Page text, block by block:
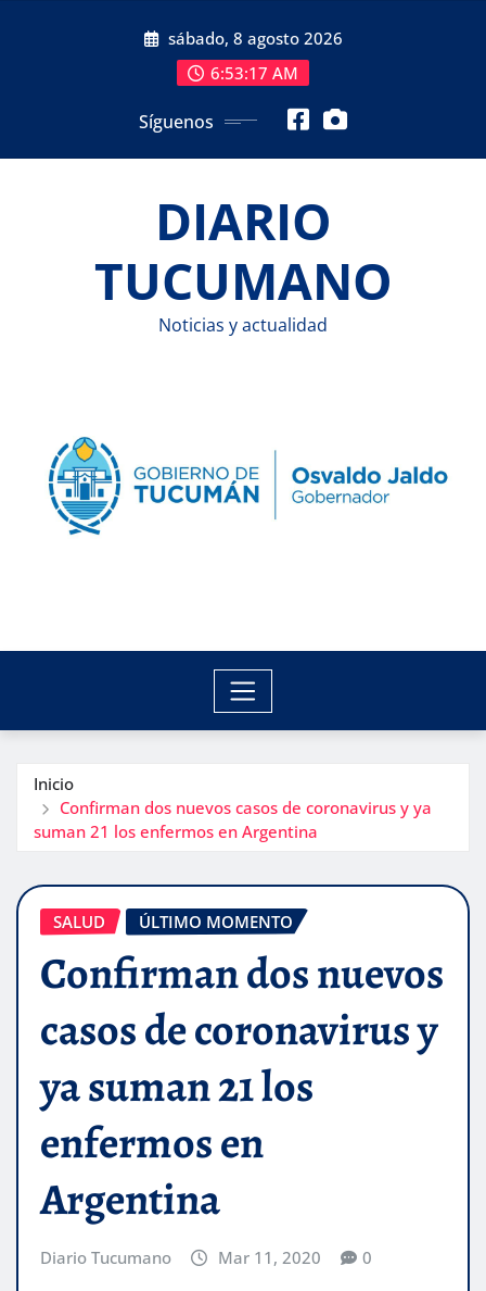
sábado, 8 agosto 2026
6:53:18 AM
Síguenos
DIARIO
TUCUMANO
Noticias y actualidad
Inicio
Confirman dos nuevos casos de coronavirus y ya
suman 21 los enfermos en Argentina
SALUD ÚLTIMO MOMENTO
Confirman dos nuevos
casos de coronavirus y
ya suman 21 los
enfermos en
Argentina
Diario Tucumano Mar 11, 2020 0